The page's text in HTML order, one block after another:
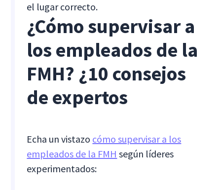
el lugar correcto.
¿Cómo supervisar a
los empleados de la
FMH? ¿10 consejos
de expertos
Echa un vistazo cómo supervisar a los
empleados de la FMH según líderes
experimentados: